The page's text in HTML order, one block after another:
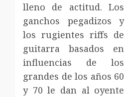
lleno de actitud. Los
ganchos pegadizos y
los rugientes riffs de
guitarra basados ​​en
influencias de los
grandes de los años 60
y 70 le dan al oyente